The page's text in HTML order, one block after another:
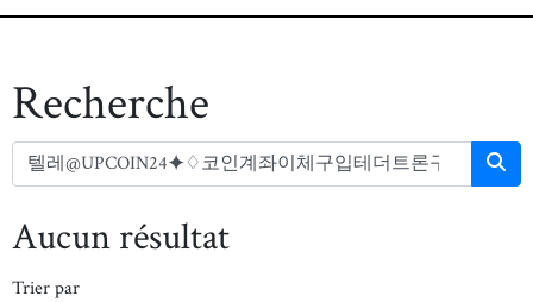
Recherche
Aucun résultat
Trier par